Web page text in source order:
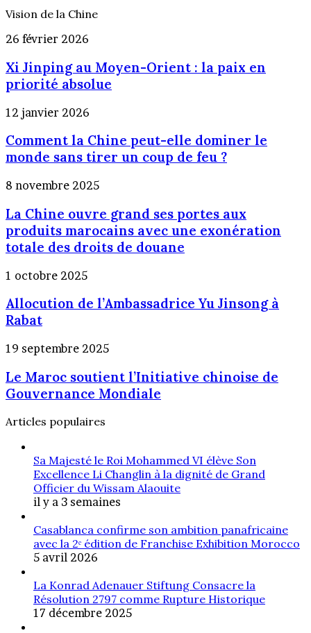
Vision de la Chine
Xi
au
Moyen-
Orient
:
paix
en
priorité
26 février 2026
Xi Jinping au Moyen-Orient : la paix en
priorité absolue
Comment
Chine
peut-
elle
dominer
monde
sans
tirer
un
de
?
12 janvier 2026
Comment la Chine peut-elle dominer le
monde sans tirer un coup de feu ?
La
ouvre
grand
ses
portes
aux
produits
marocains
avec
une
totale
droits
de
8 novembre 2025
La Chine ouvre grand ses portes aux
produits marocains avec une exonération
totale des droits de douane
Allocution
l’Ambassadrice
Yu
Jinsong
à
Rabat
1 octobre 2025
Allocution de l’Ambassadrice Yu Jinsong à
Rabat
Le
soutient
l’Initiative
chinoise
de
Gouvernance
Mondiale
19 septembre 2025
Le Maroc soutient l’Initiative chinoise de
Gouvernance Mondiale
Articles populaires
Sa Majesté le Roi Mohammed VI élève Son
Excellence Li Changlin à la dignité de Grand
Officier du Wissam Alaouite
il y a 3 semaines
Casablanca confirme son ambition panafricaine
avec la 2ᵉ édition de Franchise Exhibition Morocco
5 avril 2026
La Konrad Adenauer Stiftung Consacre la
Résolution 2797 comme Rupture Historique
17 décembre 2025